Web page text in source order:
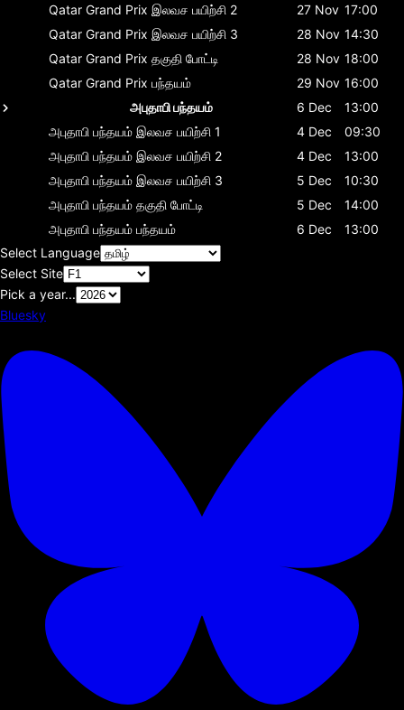
Qatar Grand Prix இலவச பயிற்சி 2 27 Nov 17:00
Qatar Grand Prix இலவச பயிற்சி 3 28 Nov 14:30
Qatar Grand Prix தகுதி போட்டி 28 Nov 18:00
Qatar Grand Prix பந்தயம் 29 Nov 16:00
அபுதாபி பந்தயம்
6 Dec
13:00
அபுதாபி பந்தயம் இலவச பயிற்சி 1 4 Dec
09:30
அபுதாபி பந்தயம் இலவச பயிற்சி 2 4 Dec
13:00
அபுதாபி பந்தயம் இலவச பயிற்சி 3 5 Dec
10:30
அபுதாபி பந்தயம் தகுதி போட்டி 5 Dec
14:00
அபுதாபி பந்தயம் பந்தயம் 6 Dec
13:00
Select Language
Select Site
Pick a year...
Bluesky